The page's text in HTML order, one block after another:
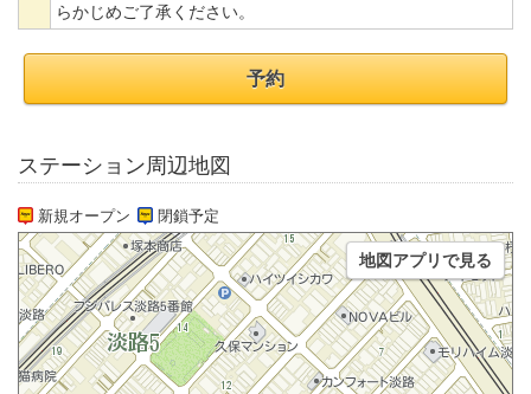
らかじめご了承ください。
予約
ステーション周辺地図
新規オープン 閉鎖予定
地図アプリで見る